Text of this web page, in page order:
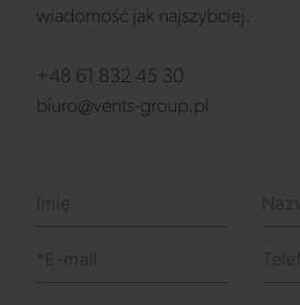
wiadomość jak najszybciej.
+48 61 832 45 30
biuro@vents-group.pl